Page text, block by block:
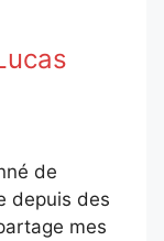
de
depuis des
mes